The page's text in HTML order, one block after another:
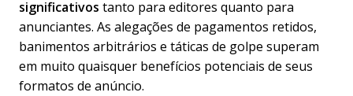
significativos tanto para editores quanto para
anunciantes. As alegações de pagamentos retidos,
banimentos arbitrários e táticas de golpe superam
em muito quaisquer benefícios potenciais de seus
formatos de anúncio.